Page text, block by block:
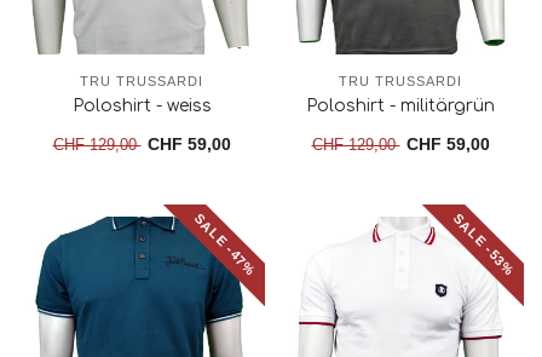
TRU TRUSSARDI
Poloshirt - weiss
CHF 129,00 CHF 59,00
TRU TRUSSARDI
Poloshirt - militärgrün
CHF 129,00 CHF 59,00
SALE -47% SALE -53%